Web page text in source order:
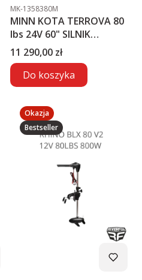
Kod produktu
MK-1358380M
MINN KOTA TERROVA 80
lbs 24V 60" SILNIK
ELEKTRYCZNY
Cena
11 290,00 zł
Do koszyka
Okazja
Bestseller